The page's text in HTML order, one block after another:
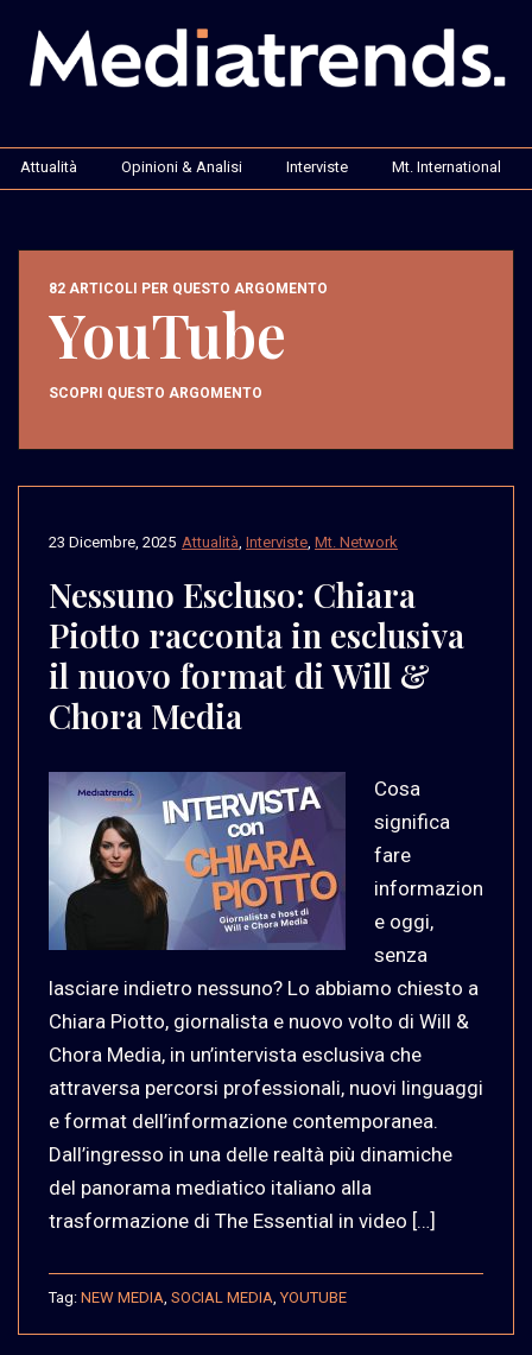
Attualità Opinioni & Analisi Interviste Mt. International
82 ARTICOLI PER QUESTO ARGOMENTO
YouTube
SCOPRI QUESTO ARGOMENTO
Attualità Interviste Mt. Network
23 Dicembre, 2025
Nessuno Escluso: Chiara
Piotto racconta in esclusiva
il nuovo format di Will &
Chora Media
Cosa
significa
fare
informazion
e oggi,
senza
lasciare indietro nessuno? Lo abbiamo chiesto a
Chiara Piotto, giornalista e nuovo volto di Will &
Chora Media, in un’intervista esclusiva che
attraversa percorsi professionali, nuovi linguaggi
e format dell’informazione contemporanea.
Dall’ingresso in una delle realtà più dinamiche
del panorama mediatico italiano alla
trasformazione di The Essential in video […]
Tag: NEW MEDIA SOCIAL MEDIA ,YOUTUBE